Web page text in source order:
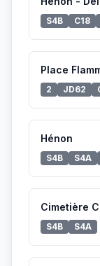
S4B
C18
Place
2
JD62
Hénon
S4B
S4A
Cimetière
S4B
S4A